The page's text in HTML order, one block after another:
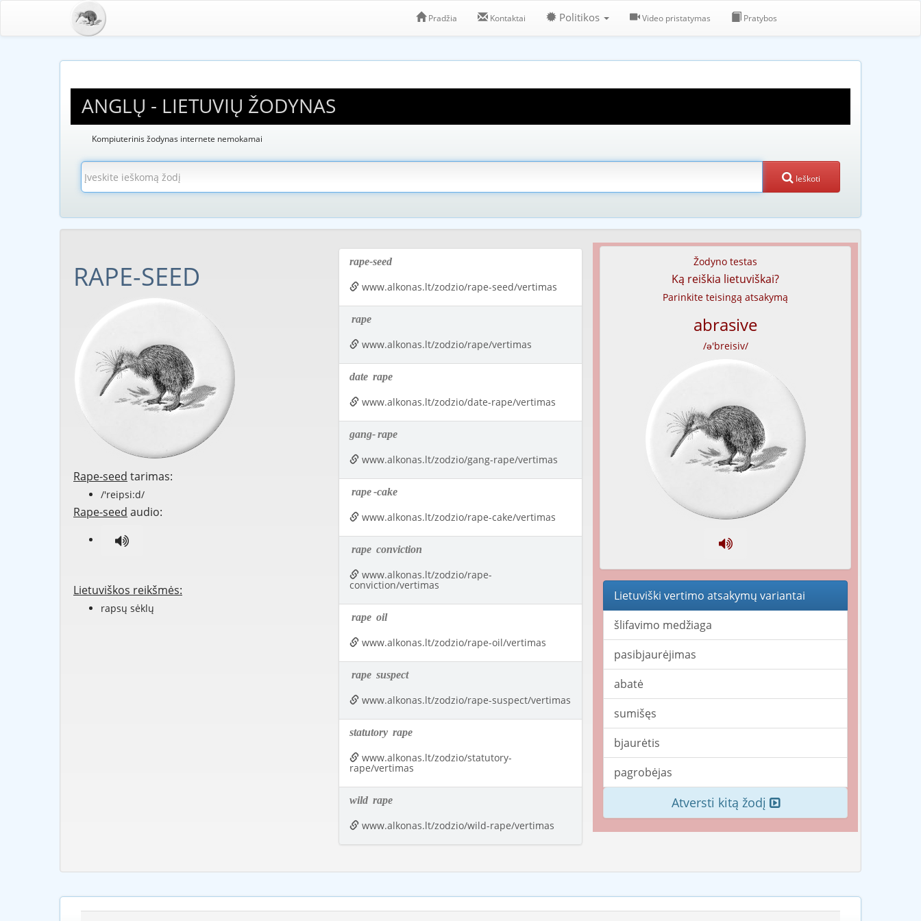
Pradžia Kontaktai Politikos Video pristatymas Pratybos
ANGLŲ - LIETUVIŲ ŽODYNAS
Kompiuterinis žodynas internete nemokamai
Ieškoti
RAPE-SEED
Rape-seed tarimas:
/'reipsi:d/
Rape-seed audio:
Lietuviškos reikšmės:
rapsų sėklų
rape-seed
www.alkonas.lt/zodzio/rape-seed/vertimas
rape
www.alkonas.lt/zodzio/rape/vertimas
date rape
www.alkonas.lt/zodzio/date-rape/vertimas
gang-rape
www.alkonas.lt/zodzio/gang-rape/vertimas
rape-cake
www.alkonas.lt/zodzio/rape-cake/vertimas
rape conviction
www.alkonas.lt/zodzio/rape-
conviction/vertimas
rape oil
www.alkonas.lt/zodzio/rape-oil/vertimas
rape suspect
www.alkonas.lt/zodzio/rape-suspect/vertimas
statutory rape
www.alkonas.lt/zodzio/statutory-
rape/vertimas
wild rape
www.alkonas.lt/zodzio/wild-rape/vertimas
Žodyno testas
Ką reiškia lietuviškai?
Parinkite teisingą atsakymą
abrasive
/ə'breisiv/
Lietuviški vertimo atsakymų variantai
šlifavimo medžiaga
pasibjaurėjimas
abatė
sumišęs
bjaurėtis
pagrobėjas
Atversti kitą žodį